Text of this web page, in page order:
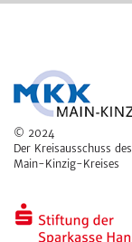
© 2024
Der Kreisausschuss des
Main-Kinzig-Kreises